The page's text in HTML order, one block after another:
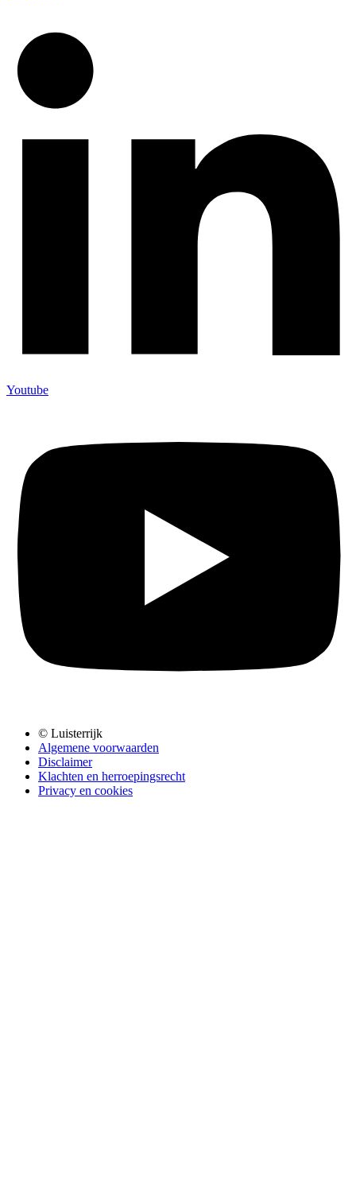
Youtube
© Luisterrijk
Algemene voorwaarden
Disclaimer
Klachten en herroepingsrecht
Privacy en cookies